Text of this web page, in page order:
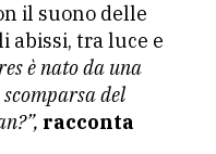
il suono delle
abissi, tra luce e
è nato da una
del
racconta